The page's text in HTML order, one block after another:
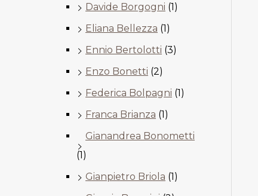
Davide Borgogni (1)
Eliana Bellezza (1)
Ennio Bertolotti (3)
Enzo Bonetti (2)
Federica Bolpagni (1)
Franca Brianza (1)
Gianandrea Bonometti
(1)
Gianpietro Briola (1)